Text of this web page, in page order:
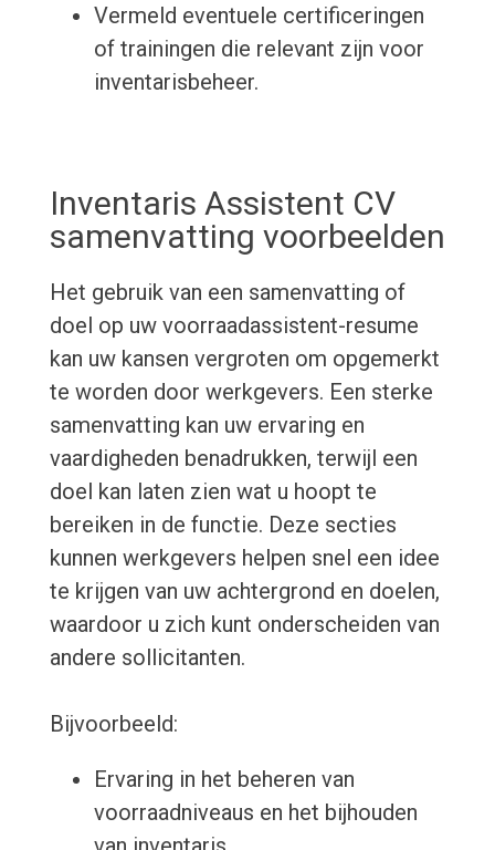
Vermeld eventuele certificeringen
of trainingen die relevant zijn voor
inventarisbeheer.
Inventaris Assistent CV
samenvatting voorbeelden
Het gebruik van een samenvatting of
doel op uw voorraadassistent-resume
kan uw kansen vergroten om opgemerkt
te worden door werkgevers. Een sterke
samenvatting kan uw ervaring en
vaardigheden benadrukken, terwijl een
doel kan laten zien wat u hoopt te
bereiken in de functie. Deze secties
kunnen werkgevers helpen snel een idee
te krijgen van uw achtergrond en doelen,
waardoor u zich kunt onderscheiden van
andere sollicitanten.
Bijvoorbeeld:
Ervaring in het beheren van
voorraadniveaus en het bijhouden